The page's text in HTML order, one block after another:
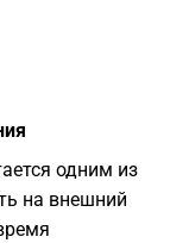
одним из
на внешний